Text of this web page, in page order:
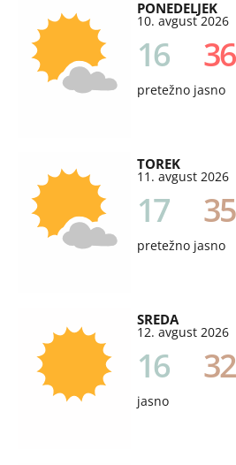
PONEDELJEK
10. avgust 2026
16 36
pretežno jasno
TOREK
11. avgust 2026
17 35
pretežno jasno
SREDA
12. avgust 2026
16 32
jasno